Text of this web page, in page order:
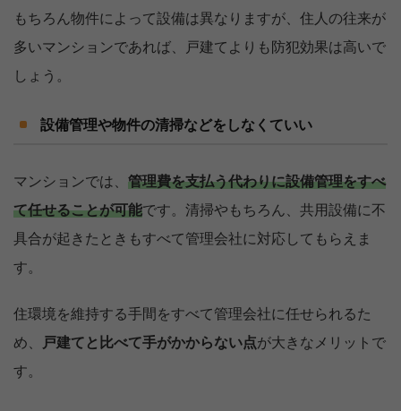
もちろん物件によって設備は異なりますが、住人の往来が
多いマンションであれば、戸建てよりも防犯効果は高いで
しょう。
設備管理や物件の清掃などをしなくていい
マンションでは、 管理費を支払う代わりに設備管理をすべ
て任せることが可能です。清掃やもちろん、共用設備に不
具合が起きたときもすべて管理会社に対応してもらえま
す。
住環境を維持する手間をすべて管理会社に任せられるた
め、
戸建てと比べて手がかからない点が大きなメリットで
す。